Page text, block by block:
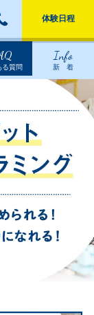
る質問
Info
新 着
体験日程